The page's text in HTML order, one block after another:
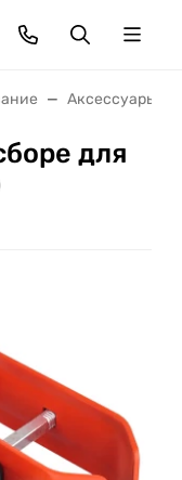
Аксессуары
для